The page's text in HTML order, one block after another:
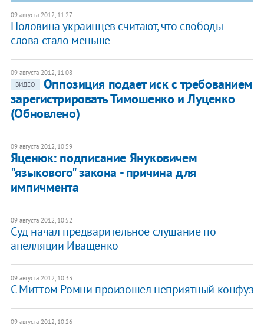
09 августа 2012, 11:27
Половина украинцев считают, что свободы
слова стало меньше
09 августа 2012, 11:08
ВИДЕО
Оппозиция подает иск с требованием
зарегистрировать Тимошенко и Луценко
(Обновлено)
09 августа 2012, 10:59
Яценюк: подписание Януковичем
"языкового" закона - причина для
импичмента
09 августа 2012, 10:52
Суд начал предварительное слушание по
апелляции Иващенко
09 августа 2012, 10:33
С Миттом Ромни произошел неприятный конфуз
09 августа 2012, 10:26